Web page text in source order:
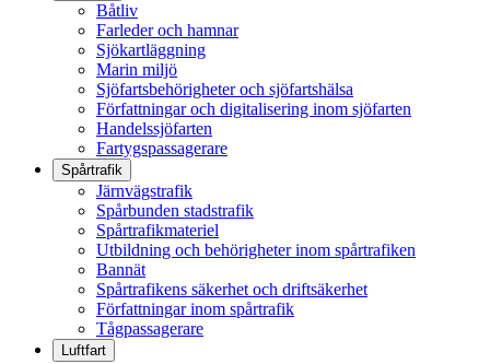
Båtliv
Farleder och hamnar
Sjökartläggning
Marin miljö
Sjöfartsbehörigheter och sjöfartshälsa
Författningar och digitalisering inom sjöfarten
Handelssjöfarten
Fartygspassagerare
Spårtrafik
Järnvägstrafik
Spårbunden stadstrafik
Spårtrafikmateriel
Utbildning och behörigheter inom spårtrafiken
Bannät
Spårtrafikens säkerhet och driftsäkerhet
Författningar inom spårtrafik
Tågpassagerare
Luftfart